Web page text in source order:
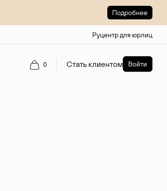
Подробнее
Руцентр для юрлиц
0 Стать клиентом Войти